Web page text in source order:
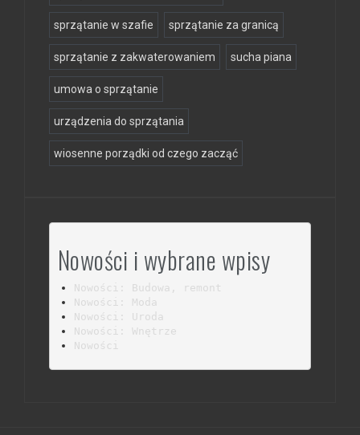
sprzątanie w szafie sprzątanie za granicą
sprzątanie z zakwaterowaniem sucha piana
umowa o sprzątanie
urządzenia do sprzątania
wiosenne porządki od czego zacząć
Nowości i wybrane wpisy
Nowości: Budowa, remont
Nowości: Moda
Nowości: Uroda
Nowości: Wnętrze
Nowości